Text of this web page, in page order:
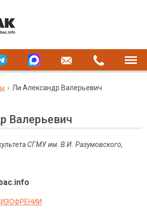
Ли Александр Валерьевич
Валерьевич
СГМУ им. В.И. Разумовского,